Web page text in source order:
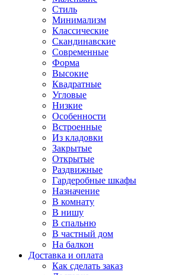
Стиль
Минимализм
Классические
Скандинавские
Современные
Форма
Высокие
Квадратные
Угловые
Низкие
Особенности
Встроенные
Из кладовки
Закрытые
Открытые
Раздвижные
Гардеробные шкафы
Назначение
В комнату
В нишу
В спальню
В частный дом
На балкон
Доставка и оплата
Как сделать заказ